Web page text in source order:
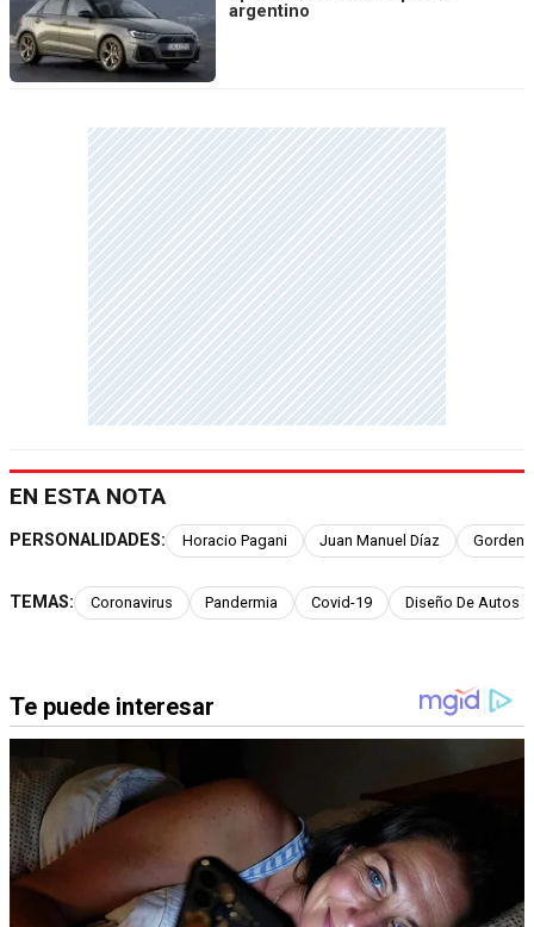
argentino
EN ESTA NOTA
PERSONALIDADES: Horacio Pagani Juan Manuel Díaz Gorden
TEMAS: Coronavirus Pandermia Covid-19 Diseño De Autos